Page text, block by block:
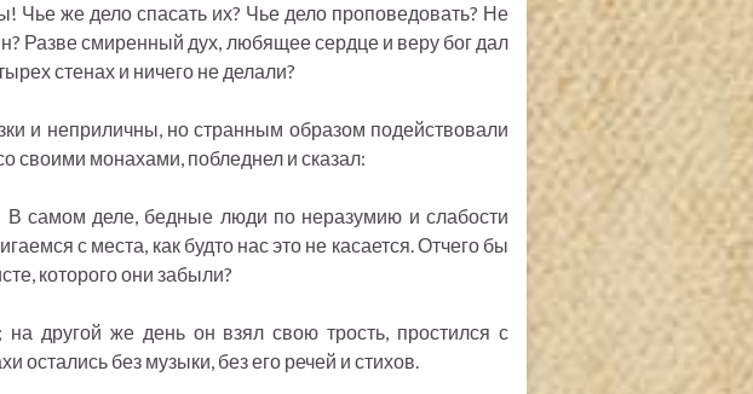
Чье же дело спасать их? Чье дело проповедовать? Не
Разве смиренный дух, любящее сердце и веру бог дал
стенах и ничего не делали?
и неприличны, но странным образом подействовали
своими монахами, побледнел и сказал:
В самом деле, бедные люди по неразумию и слабости
с места, как будто нас это не касается. Отчего бы
которого они забыли?
на другой же день он взял свою трость, простился с
остались без музыки, без его речей и стихов.